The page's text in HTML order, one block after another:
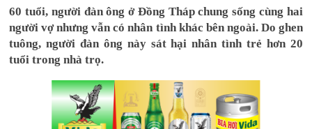
60 tuổi, người đàn ông ở Đồng Tháp chung sống cùng hai
người vợ nhưng vẫn có nhân tình khác bên ngoài. Do ghen
tuông, người đàn ông này sát hại nhân tình trẻ hơn 20
tuổi trong nhà trọ.